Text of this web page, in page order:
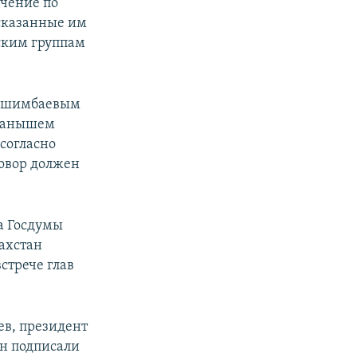
по
им
группам
должен
Госдумы
глав
президент
подписали